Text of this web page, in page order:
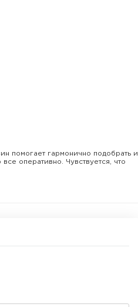
помогает гармонично подобрать и
оперативно. Чувствуется, что